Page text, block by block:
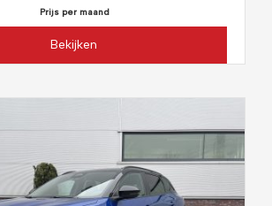
Prijs per maand
Bekijken